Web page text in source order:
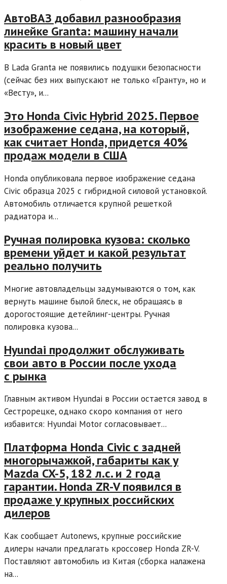
АвтоВАЗ добавил разнообразия
линейке Granta: машину начали
красить в новый цвет
В Lada Granta не появились подушки безопасности
(сейчас без них выпускают не только «Гранту», но и
«Весту», и...
Это Honda Civic Hybrid 2025. Первое
изображение седана, на который,
как считает Honda, придется 40%
продаж модели в США
Honda опубликовала первое изображение седана
Civic образца 2025 с гибридной силовой установкой.
Автомобиль отличается крупной решеткой
радиатора и...
Ручная полировка кузова: сколько
времени уйдет и какой результат
реально получить
Многие автовладельцы задумываются о том, как
вернуть машине былой блеск, не обращаясь в
дорогостоящие детейлинг-центры. Ручная
полировка кузова...
Hyundai продолжит обслуживать
свои авто в России после ухода
с рынка
Главным активом Hyundai в России остается завод в
Сестрорецке, однако скоро компания от него
избавится: Hyundai Motor согласовывает...
Платформа Honda Civic с задней
многорычажкой, габариты как у
Mazda CX-5, 182 л.с. и 2 года
гарантии. Honda ZR-V появился в
продаже у крупных российских
дилеров
Как сообщает Autonews, крупные российские
дилеры начали предлагать кроссовер Honda ZR-V.
Поставляют автомобиль из Китая (сборка налажена
на...